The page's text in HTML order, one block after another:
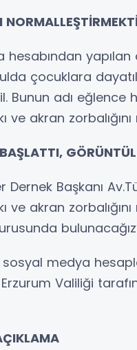
yapılan
çocuklara
Bunun adı eğlence
ve akran
Dernek Başkanı
ve akran
medya
Erzurum Valiliği